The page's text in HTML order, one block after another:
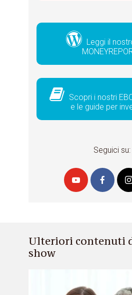
Leggi il
Scopri i nostri
e le guide per
Seguici su:
Ulteriori contenuti
show